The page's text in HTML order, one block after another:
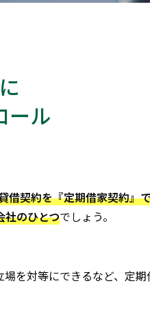
ール
借契約を『定期借家契約』
社のひとつでしょう。
を対等にできるなど、定